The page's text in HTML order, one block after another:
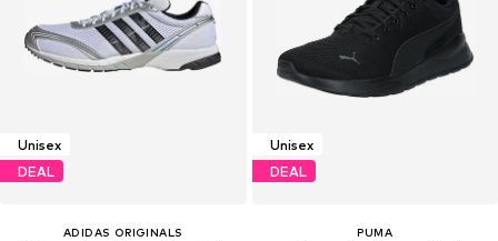
Unisex
DEAL
ADIDAS ORIGINALS
Unisex
DEAL
PUMA